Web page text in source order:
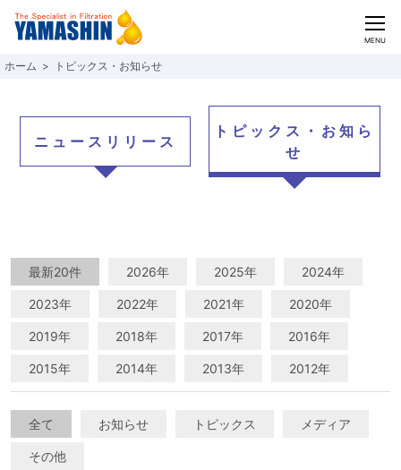
CLOSE
MENU
トピックス・お知らせ
ニュースリリース
トピックス・お知ら
せ
最新20件 2026年 2025年 2024年
2023年 2022年 2021年 2020年
2019年 2018年 2017年 2016年
2015年 2014年 2013年 2012年
全て お知らせ トピックス メディア
その他